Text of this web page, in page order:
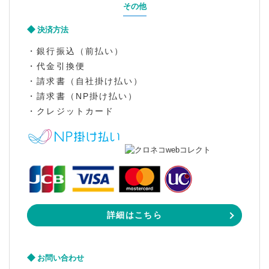
その他
決済方法
・銀行振込（前払い）
・代金引換便
・請求書（自社掛け払い）
・請求書（NP掛け払い）
・クレジットカード
詳細はこちら
お問い合わせ